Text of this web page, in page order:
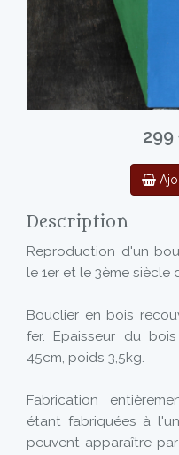
299
Description
Reproduction d'un
le 1er et le 3ème siècle
Bouclier en bois
fer. Epaisseur du
45cm, poids 3,5kg.
Fabrication
étant fabriquées à
peuvent apparaître